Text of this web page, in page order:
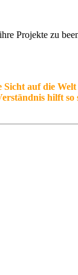
Projekte zu
auf die
hilft